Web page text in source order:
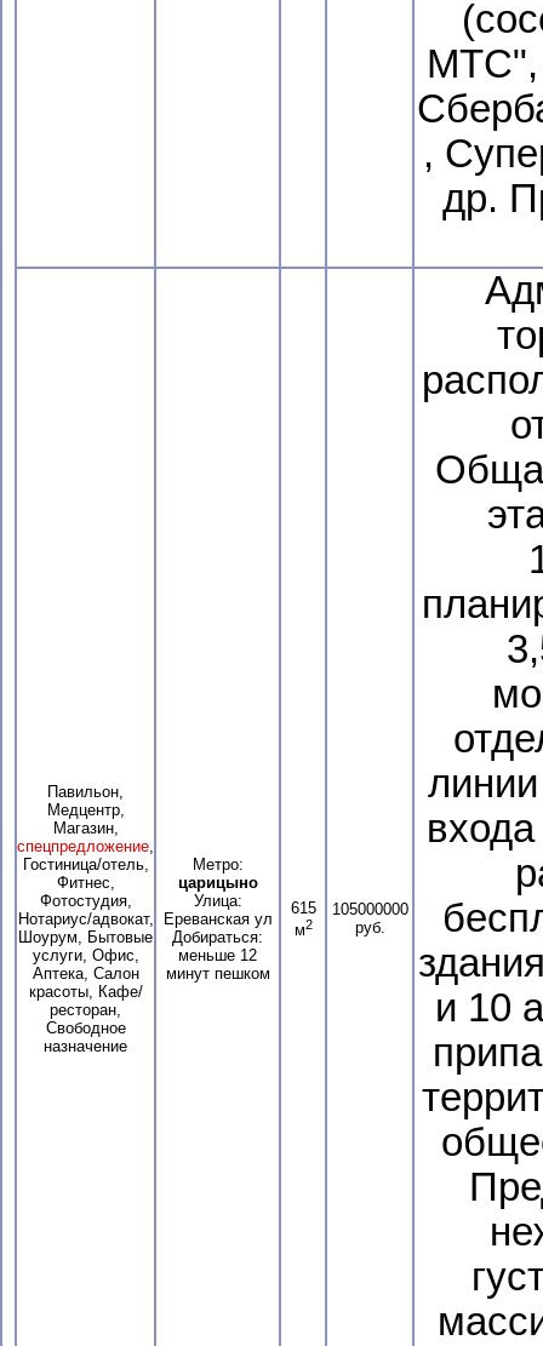
МТС",
,
др.
Павильон,
Медцентр,
Магазин,
спецпредложение,
Гостиница/отель,
Фитнес,
Фотостудия,
Нотариус/адвокат,
Шоурум, Бытовые
услуги, Офис,
Аптека, Салон
красоты, Кафе/
ресторан,
Свободное
назначение
Метро:
царицыно
Улица:
Ереванская ул
Добираться:
меньше 12
минут пешком
615
м2
105000000
руб.
и 10